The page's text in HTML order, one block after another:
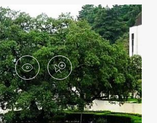
Protegida Regional do Litoral de
e Reserva Ornitológica de
Protegida Local do Açude da
Protegida Local do Açude do
Barca
Protegida Local da Rocha da Pena
Protegida Local da Fonte